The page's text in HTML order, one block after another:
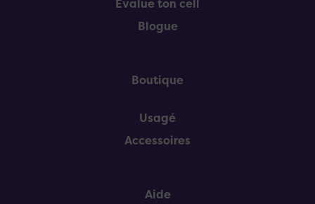
Évalue ton cell
Blogue
Boutique
Usagé
Accessoires
Aide